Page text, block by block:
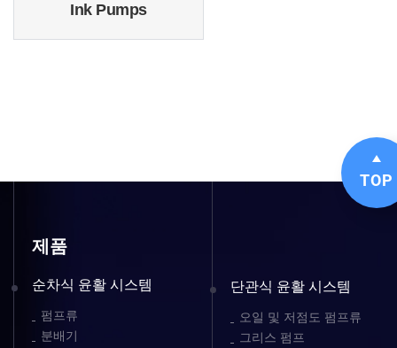
Ink Pumps
TOP
제품
순차식 윤활 시스템
펌프류
분배기
단관식 윤활 시스템
오일 및 저점도 펌프류
그리스 펌프